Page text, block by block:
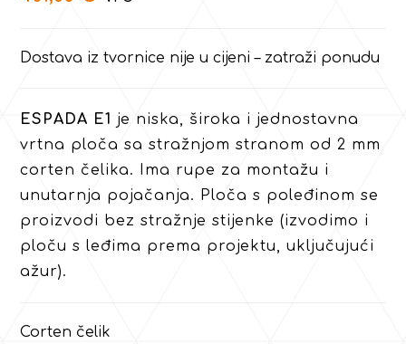
Dostava iz tvornice nije u cijeni – zatraži ponudu
ESPADA E1 je niska, široka i jednostavna
vrtna ploča sa stražnjom stranom od 2 mm
corten čelika. Ima rupe za montažu i
unutarnja pojačanja. Ploča s poleđinom se
proizvodi bez stražnje stijenke (izvodimo i
ploču s leđima prema projektu, uključujući
ažur).
Corten čelik